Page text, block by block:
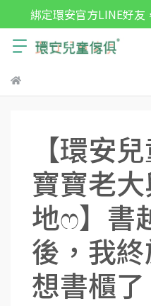
綁定環安官方LINE好友
【環安
寶寶老
地ෆ】書
後，我
想書櫃了